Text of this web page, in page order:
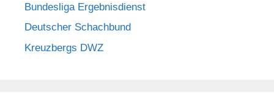
Bundesliga Ergebnisdienst
Deutscher Schachbund
Kreuzbergs DWZ